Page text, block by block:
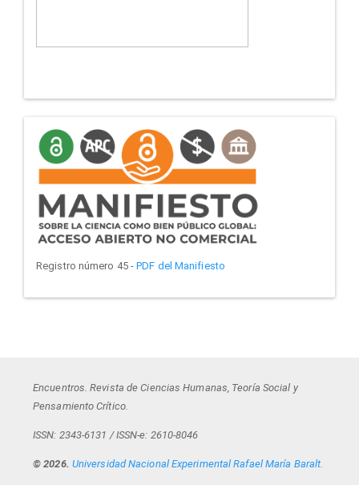
manifiesto
Registro número 45 -PDF del Manifiesto
Encuentros. Revista de Ciencias Humanas, Teoría Social y
Pensamiento Crítico.
ISSN: 2343-6131 / ISSN-e: 2610-8046
© 2026. Universidad Nacional Experimental Rafael María Baralt.